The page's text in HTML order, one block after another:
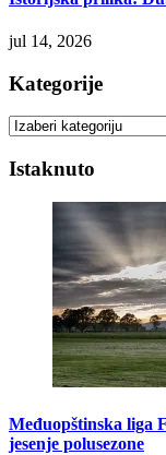
jul 14, 2026
Kategorije
Kategorije
Istaknuto
Međuopštinska liga
jesenje polusezone